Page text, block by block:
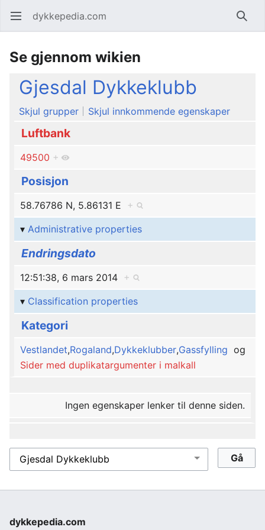
Åpne hovedmenyen dykkepedia.com Søk
Se gjennom wikien
Gjesdal Dykkeklubb
Skjul grupper Skjul innkommende egenskaper
Luftbank
49500 +
Posisjon
58.76786 N, 5.86131 E +
Administrative properties
Endringsdato
12:51:38, 6 mars 2014 +
Classification properties
Kategori
Vestlandet,Rogaland,Dykkeklubber,Gassfylling og
Sider med duplikatargumenter i malkall
Ingen egenskaper lenker til denne siden.
dykkepedia.com